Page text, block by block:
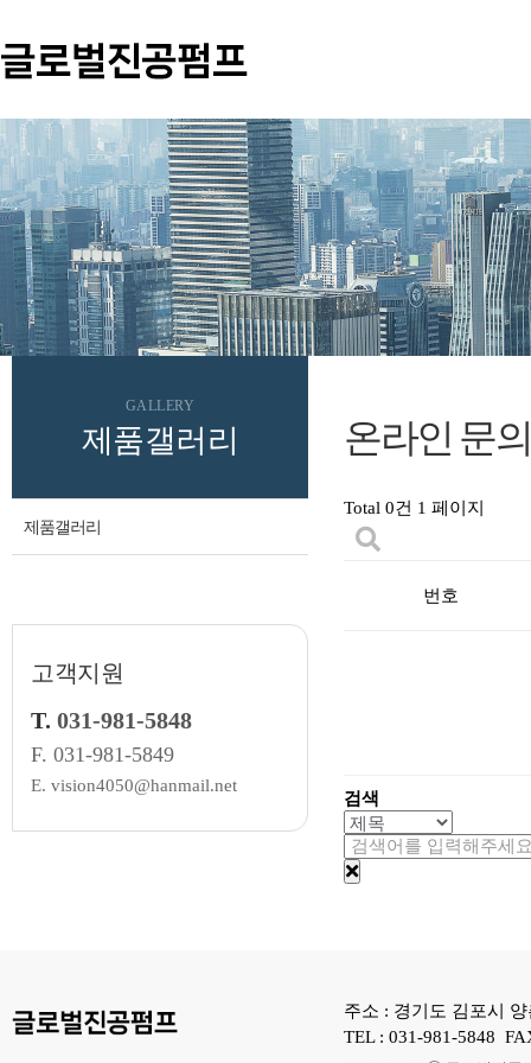
GALLERY
제품갤러리
제품갤러리
고객지원
T. 031-981-5848
F. 031-981-5849
E. vision4050@hanmail.net
온라인 문의
Total 0건 1 페이지
번호
검색
주소 : 경기도 김포시
TEL : 031-981-5848